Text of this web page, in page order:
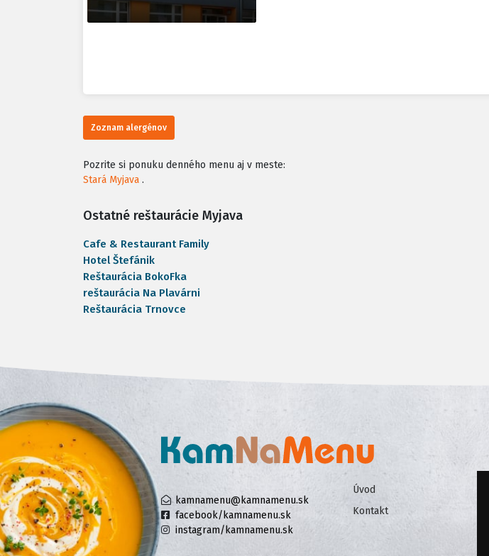
Zoznam alergénov
Pozrite si ponuku denného menu aj v meste:
Stará Myjava .
Ostatné reštaurácie Myjava
Cafe & Restaurant Family
Hotel Štefánik
Reštaurácia BokoFka
reštaurácia Na Plavárni
Reštaurácia Trnovce
kamnamenu@kamnamenu.sk
facebook/kamnamenu.sk
instagram/kamnamenu.sk
Úvod
Kontakt